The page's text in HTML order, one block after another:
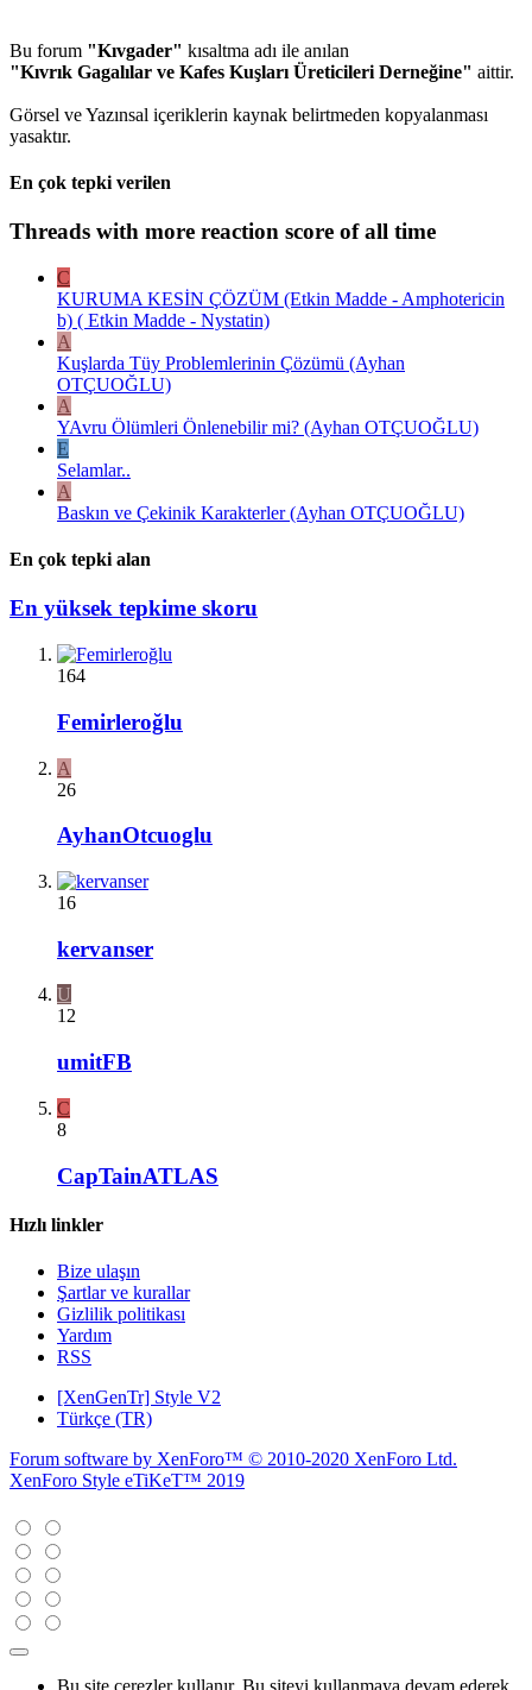
Bu forum "Kıvgader" kısaltma adı ile anılan
"Kıvrık Gagalılar ve Kafes Kuşları Üreticileri Derneğine" aittir.
Görsel ve Yazınsal içeriklerin kaynak belirtmeden kopyalanması
yasaktır.
En çok tepki verilen
Threads with more reaction score of all time
C
KURUMA KESİN ÇÖZÜM (Etkin Madde - Amphotericin
b) ( Etkin Madde - Nystatin)
A
Kuşlarda Tüy Problemlerinin Çözümü (Ayhan
OTÇUOĞLU)
A
YAvru Ölümleri Önlenebilir mi? (Ayhan OTÇUOĞLU)
E
Selamlar..
A
Baskın ve Çekinik Karakterler (Ayhan OTÇUOĞLU)
En çok tepki alan
En yüksek tepkime skoru
164
Femirleroğlu
A
26
AyhanOtcuoglu
16
kervanser
U
12
umitFB
C
8
CapTainATLAS
Hızlı linkler
Bize ulaşın
Şartlar ve kurallar
Gizlilik politikası
Yardım
RSS
[XenGenTr] Style V2
Türkçe (TR)
Forum software by XenForo™ © 2010-2020 XenForo Ltd.
XenForo Style eTiKeT™ 2019